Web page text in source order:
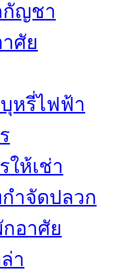
ญชา
ศัย
หรี่ไฟฟ้า
ให้เช่า
ำจัดปลวก
อาศัย
า